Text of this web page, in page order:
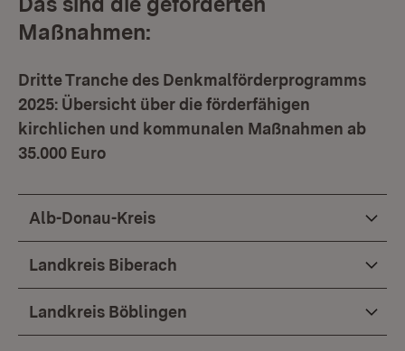
Maßnahmen:
Dritte Tranche des Denkmalförderprogramms
2025: Übersicht über die förderfähigen
kirchlichen und kommunalen Maßnahmen ab
35.000 Euro
Alb-Donau-Kreis
Landkreis Biberach
Landkreis Böblingen